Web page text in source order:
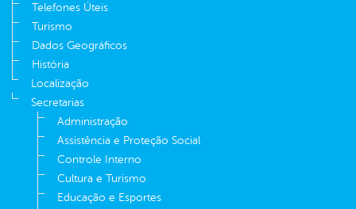
Telefones Úteis
Turismo
Dados Geográficos
História
Localização
Secretarias
Administração
Assistência e Proteção Social
Controle Interno
Cultura e Turismo
Educação e Esportes